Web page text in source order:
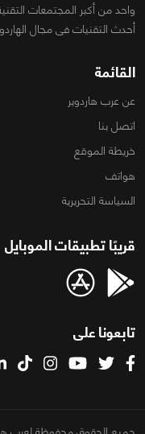
واحد من أكبر المجتمعات
أحدث التقنيات فى مجال
القائمة
عن عرب هاردوير
اتصل بنا
خريطة الموقع
هواتف
السياسة التحريرية
قريبًا تطبيقات الموبايل
تابعونا على